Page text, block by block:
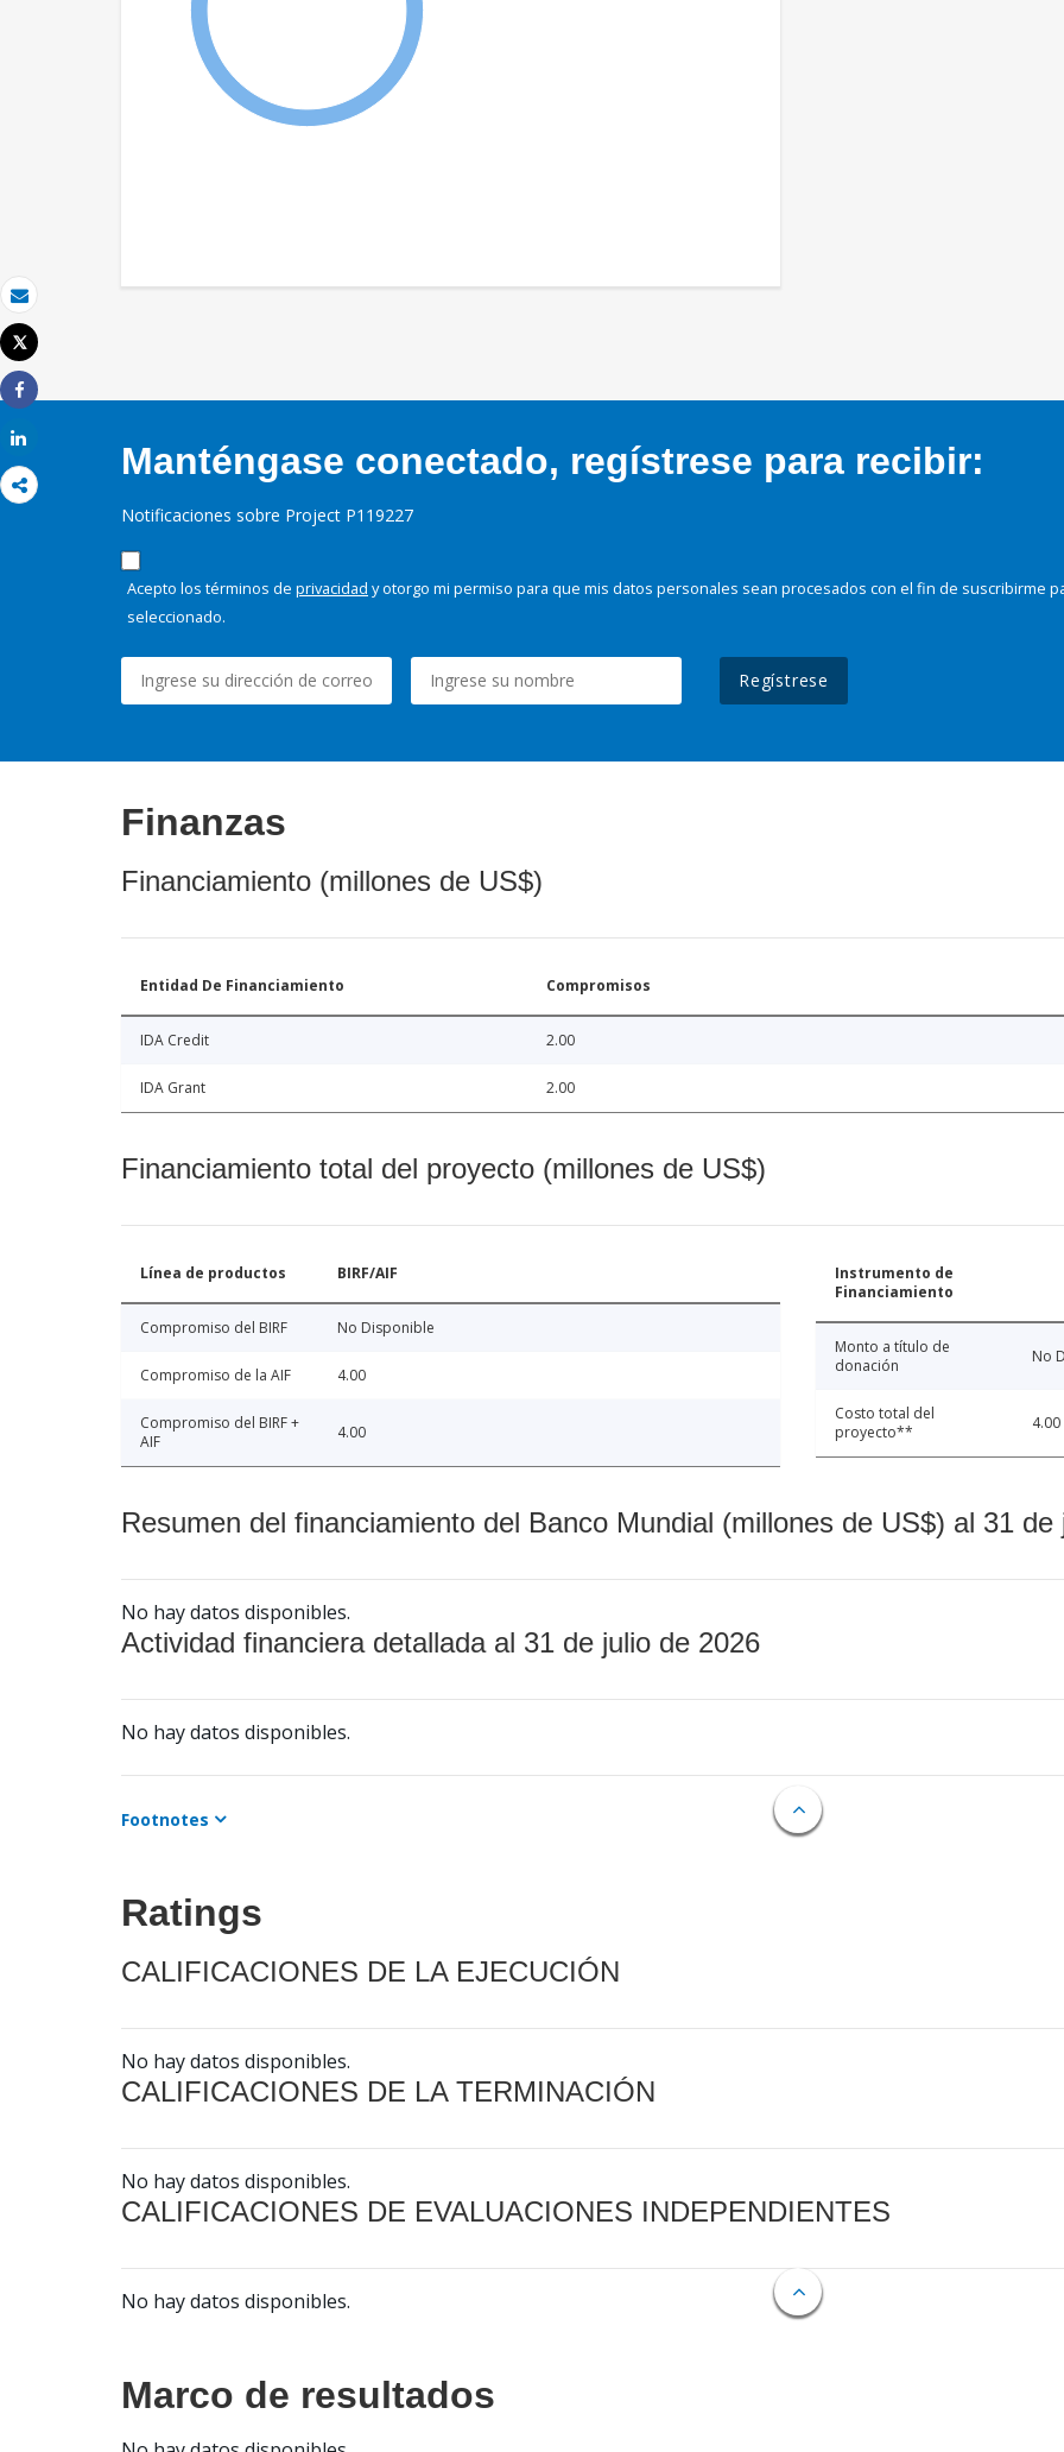
Correo electrónico
Imprimir
Tweet
Share
Manténgase conectado, regístrese para recibir:
Notificaciones sobre Project P119227
Acepto los términos de privacidad y otorgo mi permiso para que mis datos personales sean procesados con el fin de suscribirme
seleccionado.
Regístrese
Finanzas
Financiamiento (millones de US$)
Entidad De Financiamiento Compromisos
IDA Credit 2.00
IDA Grant 2.00
Financiamiento total del proyecto (millones de US$)
Línea de productos BIRF/AIF
Compromiso del BIRF No Disponible
Compromiso de la AIF 4.00
Compromiso del BIRF +
AIF
4.00
Instrumento de
Financiamiento
Monto a título de
donación
No
Costo total del
proyecto**
4.00
Resumen del financiamiento del Banco Mundial (millones de US$) al 31 de
No hay datos disponibles.
Actividad financiera detallada al 31 de julio de 2026
No hay datos disponibles.
Footnotes
Ratings
CALIFICACIONES DE LA EJECUCIÓN
No hay datos disponibles.
CALIFICACIONES DE LA TERMINACIÓN
No hay datos disponibles.
CALIFICACIONES DE EVALUACIONES INDEPENDIENTES
No hay datos disponibles.
Marco de resultados